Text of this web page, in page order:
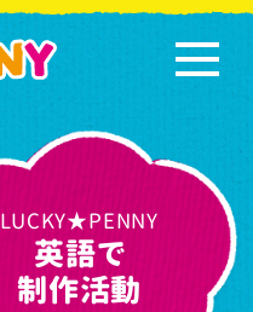
LUCKY★PENNY
英語で
制作活動